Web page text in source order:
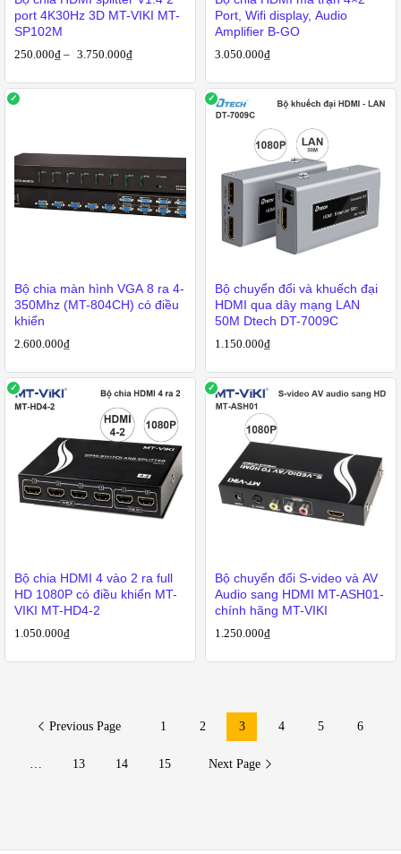
port 4K30Hz 3D MT-VIKI MT-
SP102M
250.000₫ – 3.750.000₫
Port, Wifi display, Audio
Amplifier B-GO
3.050.000₫
Bộ chia màn hình VGA 8 ra 4-
350Mhz (MT-804CH) có điều
khiển
2.600.000₫
Bộ chuyển đổi và khuếch đại
HDMI qua dây mạng LAN
50M Dtech DT-7009C
1.150.000₫
Bộ chia HDMI 4 vào 2 ra full
HD 1080P có điều khiển MT-
VIKI MT-HD4-2
1.050.000₫
Bộ chuyển đổi S-video và AV
Audio sang HDMI MT-ASH01-
chính hãng MT-VIKI
1.250.000₫
Previous Page 1 2 3 4 5 6
… 13 14 15 Next Page